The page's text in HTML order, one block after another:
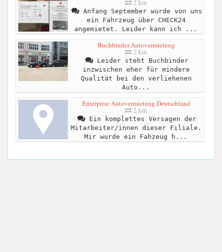
2 km
Anfang September wurde von uns
ein Fahrzeug über CHECK24
angemietet. Leider kann ich ...
Buchbinder Autovermietung
2 km
Leider steht Buchbinder
inzwischen eher für mindere
Qualität bei den verliehenen
Auto...
Enterprise Autovermietung Deutschland
2 km
Ein komplettes Versagen der
Mitarbeiter/innen dieser Filiale.
Mir wurde ein Fahzeug h...